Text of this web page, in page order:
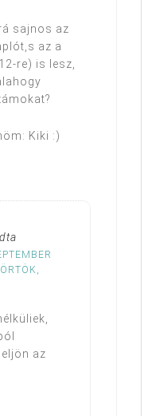
sajnos az
az a
re) is lesz,
Kiki :)
az